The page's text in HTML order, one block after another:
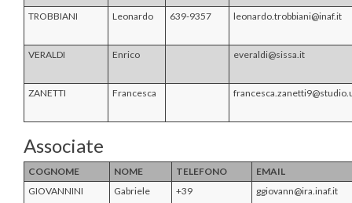
TROBBIANI
Leonardo 639-9357 leonardo.trobbiani@inaf.it
VERALDI Enrico everaldi@sissa.it
ZANETTI Francesca
Associate
COGNOME NOME TELEFONO
EMAIL
GIOVANNINI
Gabriele
+39
ggiovann@ira.inaf.it